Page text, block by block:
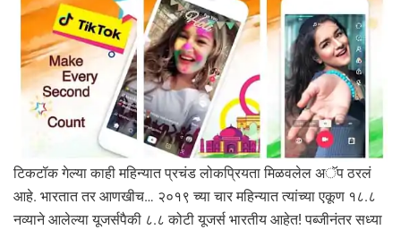
टिकटॉक गेल्या काही महिन्यात प्रचंड लोकप्रियता मिळवलेल अॅप ठरलं
आहे. भारतात तर आणखीच… २०१९ च्या चार महिन्यात त्यांच्या एकूण १८.८
नव्याने आलेल्या यूजर्सपैकी ८.८ कोटी यूजर्स भारतीय आहेत! पब्जीनंतर सध्या